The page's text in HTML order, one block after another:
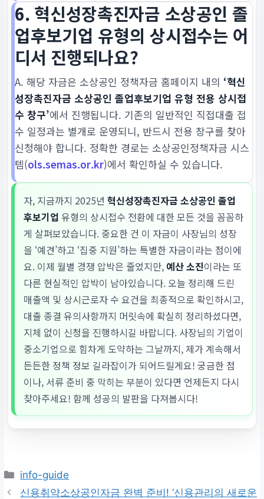
6. 혁신성장촉진자금 소상공인 졸
업후보기업 유형의 상시접수는 어
디서 진행되나요?
A. 해당 자금은 소상공인 정책자금 홈페이지 내의 ‘혁신
성장촉진자금 소상공인 졸업후보기업 유형 전용 상시접
수 창구’에서 진행됩니다. 기존의 일반적인 직접대출 접
수 일정과는 별개로 운영되니, 반드시 전용 창구를 찾아
신청해야 합니다. 정확한 경로는 소상공인정책자금 시스
템(ols.semas.or.kr)에서 확인하실 수 있습니다.
자, 지금까지 2025년 혁신성장촉진자금 소상공인 졸업
후보기업 유형의 상시접수 전환에 대한 모든 것을 꼼꼼하
게 살펴보았습니다. 중요한 건 이 자금이 사장님의 성장
을 ‘예견’하고 ‘집중 지원’하는 특별한 자금이라는 점이에
요. 이제 월별 경쟁 압박은 줄었지만, 예산 소진이라는 또
다른 현실적인 압박이 남아있습니다. 오늘 정리해 드린
매출액 및 상시근로자 수 요건을 최종적으로 확인하시고,
대출 종결 유의사항까지 머릿속에 확실히 정리하셨다면,
지체 없이 신청을 진행하시길 바랍니다. 사장님의 기업이
중소기업으로 힘차게 도약하는 그날까지, 제가 계속해서
든든한 정책 정보 길라잡이가 되어드릴게요! 궁금한 점
이나, 서류 준비 중 막히는 부분이 있다면 언제든지 다시
찾아주세요! 함께 성공의 발판을 다져봅시다!
카
테
info-guide
신용취약소상공인자금 완벽 준비! ‘신용관리의 새로운